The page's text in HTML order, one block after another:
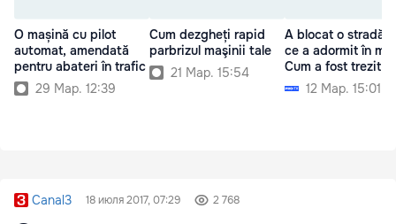
O mașină cu pilot
automat, amendată
pentru abateri în trafic
29 Мар. 12:39
Cum dezgheți rapid
parbrizul maşinii tale
21 Мар. 15:54
A blocat o stradă
ce a adormit în
Cum a fost trezit
12 Мар. 15:01
Canal3 18 июля 2017, 07:29 2 768